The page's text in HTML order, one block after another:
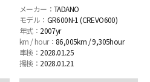
メーカー： TADANO
モデル： GR600N-1 (CREVO600)
年式： 2007yr
km / hour： 86,005km / 9,305hour
車検： 2028.01.25
揚検： 2028.01.21